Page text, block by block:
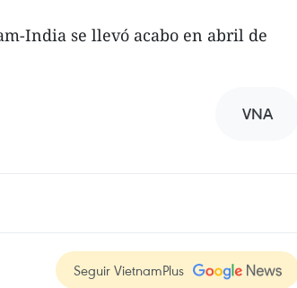
India se llevó acabo en abril de
VNA
Seguir VietnamPlus